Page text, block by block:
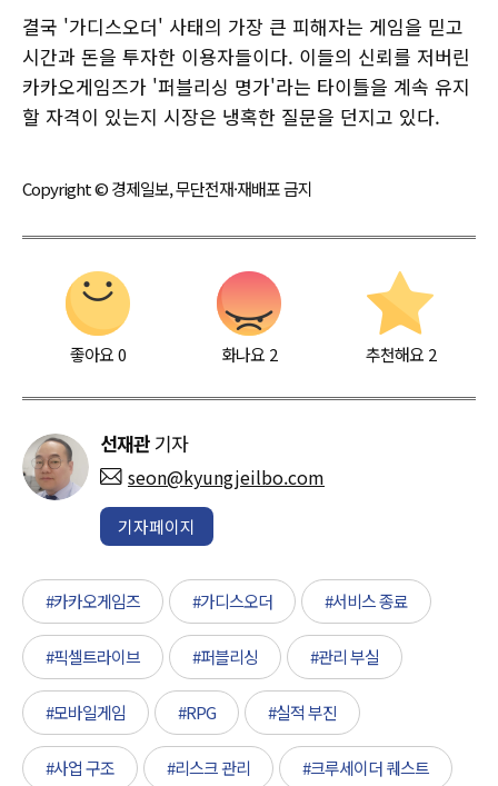
결국 '가디스오더' 사태의 가장 큰 피해자는 게임을 믿고
시간과 돈을 투자한 이용자들이다. 이들의 신뢰를 저버린
카카오게임즈가 '퍼블리싱 명가'라는 타이틀을 계속 유지
할 자격이 있는지 시장은 냉혹한 질문을 던지고 있다.
Copyright © 경제일보, 무단전재·재배포 금지
좋아요0 화나요 2 추천해요 2
선재관 기자
seon@kyungjeilbo.com
기자페이지
#카카오게임즈 #가디스오더 #서비스 종료
#픽셀트라이브 #퍼블리싱 #관리 부실
#모바일게임 #RPG #실적 부진
#사업 구조 #리스크 관리 #크루세이더 퀘스트